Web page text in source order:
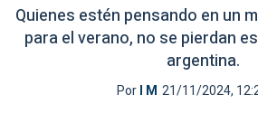
Quienes estén pensando en un
para el verano, no se pierdan
argentina.
PorI M 21/11/2024,